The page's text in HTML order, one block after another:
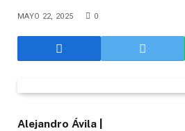
MAYO 22, 2025 0
Alejandro Ávila |